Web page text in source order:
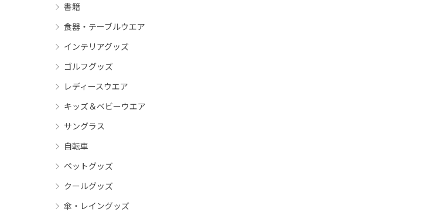
書籍
食器・テーブルウエア
インテリアグッズ
ゴルフグッズ
レディースウエア
キッズ＆ベビーウエア
サングラス
自転車
ペットグッズ
クールグッズ
傘・レイングッズ